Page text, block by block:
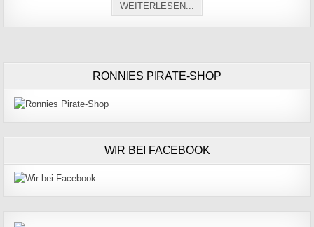
WEITERLESEN...
RONNIES PIRATE-SHOP
WIR BEI FACEBOOK